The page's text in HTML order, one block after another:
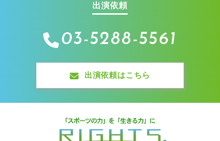
出演依頼
03-5288-5561
出演依頼はこちら